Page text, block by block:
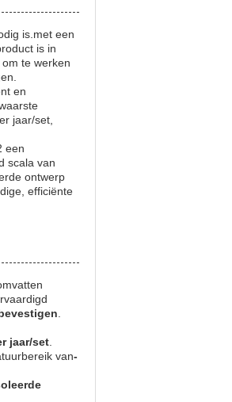
is.met een
is in
te werken
en
jaar/set,
een
scala van
ontwerp
efficiënte
jaar/set
van-